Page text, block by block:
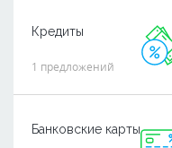
Кредиты
1 предложений
Банковские карты